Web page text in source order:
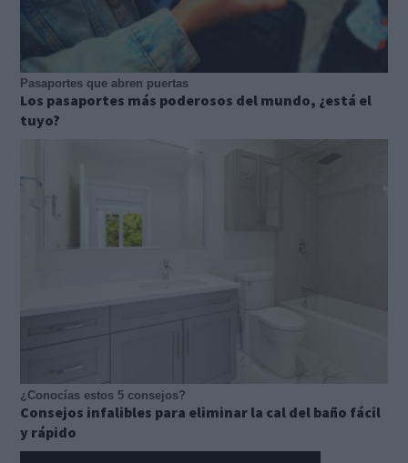
Pasaportes que abren puertas
Los pasaportes más poderosos del mundo, ¿está el
tuyo?
¿Conocías estos 5 consejos?
Consejos infalibles para eliminar la cal del baño fácil
y rápido